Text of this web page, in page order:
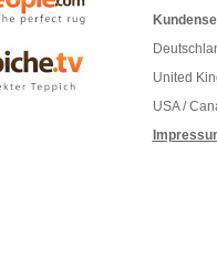
United
USA /